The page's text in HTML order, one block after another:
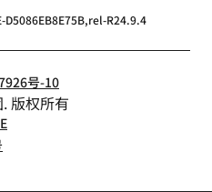
D5086EB8E75B,rel-R24.9.4
号-10
版权所有